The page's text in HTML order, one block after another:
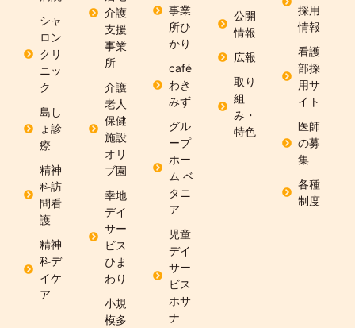
シャ
ロン
クリ
ニッ
ク
島し
ょ診
療
精神
科訪
問看
護
精神
科デ
イケ
ア
介護
支援
事業
所
介護
老人
保健
施設
オリ
ブ園
幸地
デイ
サー
ビス
ひま
わり
小規
模多
事業
所ひ
かり
café
わき
みず
グル
ープ
ホー
ム ベ
タニ
ア
児童
デイ
サー
ビス
ホサ
ナ
公開
情報
広報
取り
組
み・
特色
採用
情報
看護
部採
用サ
イト
医師
の募
集
各種
制度